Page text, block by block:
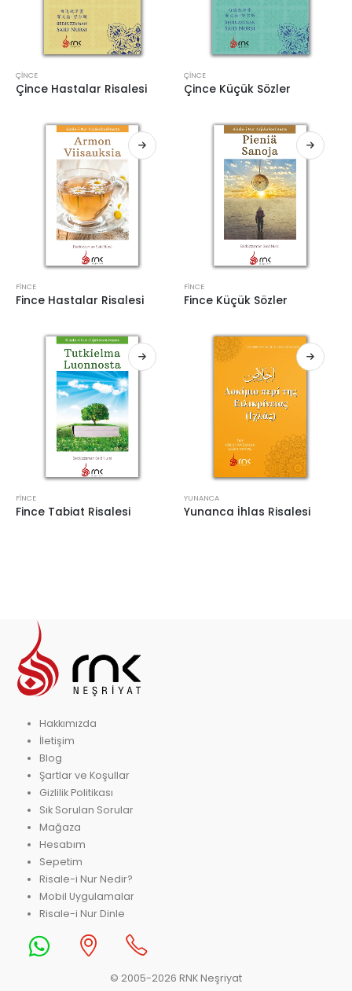
ÇINCE
Çince Hastalar Risalesi
ÇINCE
Çince Küçük Sözler
FINCE
Fince Hastalar Risalesi
FINCE
Fince Küçük Sözler
FINCE
Fince Tabiat Risalesi
YUNANCA
Yunanca İhlas Risalesi
Hakkımızda
İletişim
Blog
Şartlar ve Koşullar
Gizlilik Politikası
Sık Sorulan Sorular
Mağaza
Hesabım
Sepetim
Risale-i Nur Nedir?
Mobil Uygulamalar
Risale-i Nur Dinle
© 2005-2026 RNK Neşriyat